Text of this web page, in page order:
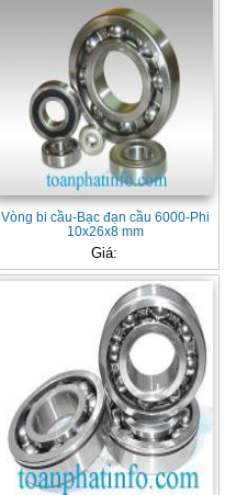
Vòng bi cầu-Bạc đạn cầu 6000-Phi
10x26x8 mm
Giá: